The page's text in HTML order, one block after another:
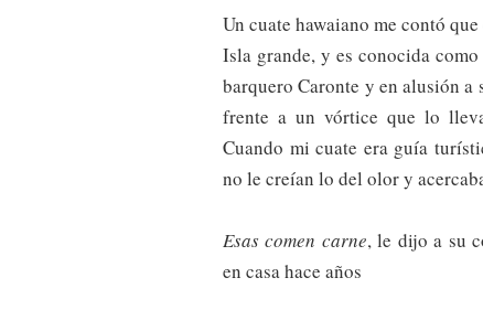
Un cuate hawaiano me contó
Isla grande, y es conocida como
barquero Caronte y en alusión a
frente a un vórtice que lo
Cuando mi cuate era guía
no le creían lo del olor y
Esas comen carne, le dijo a su
en casa hace años